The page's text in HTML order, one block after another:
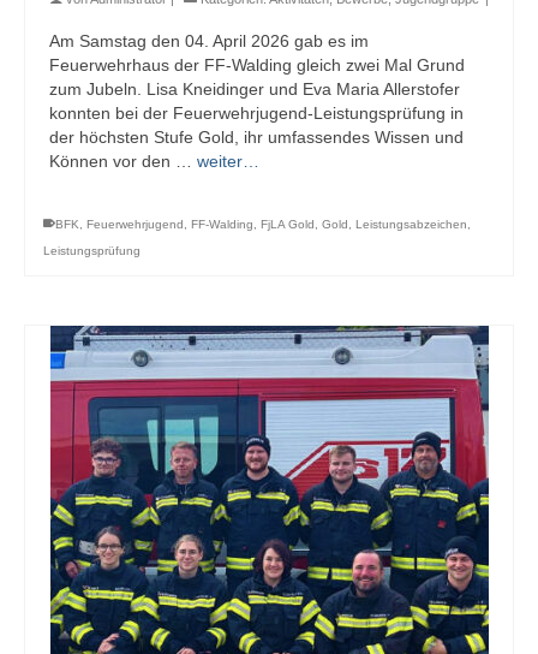
Am Samstag den 04. April 2026 gab es im
Feuerwehrhaus der FF-Walding gleich zwei Mal Grund
zum Jubeln. Lisa Kneidinger und Eva Maria Allerstofer
konnten bei der Feuerwehrjugend-Leistungsprüfung in
der höchsten Stufe Gold, ihr umfassendes Wissen und
Können vor den … weiter…
BFK Feuerwehrjugend FF-Walding FjLA Gold Gold Leistungsabzeichen
Leistungsprüfung